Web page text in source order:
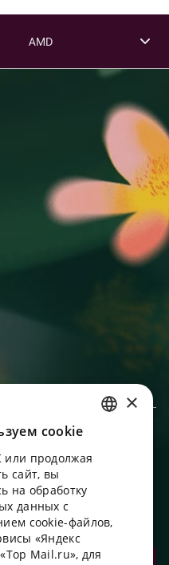
AMD
бонусов за покупки и
ENGLISH
UKRAINIAN
PORTUGUESE
×
сookie
продолжая
сайт, вы
на обработку
данных с
cookie-файлов,
«Яндекс
Mail.ru», для